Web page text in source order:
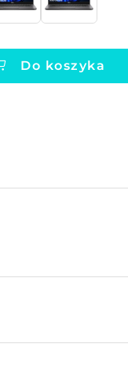
Do koszyka